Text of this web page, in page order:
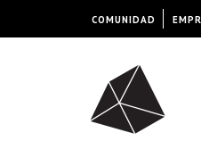
COMUNIDAD